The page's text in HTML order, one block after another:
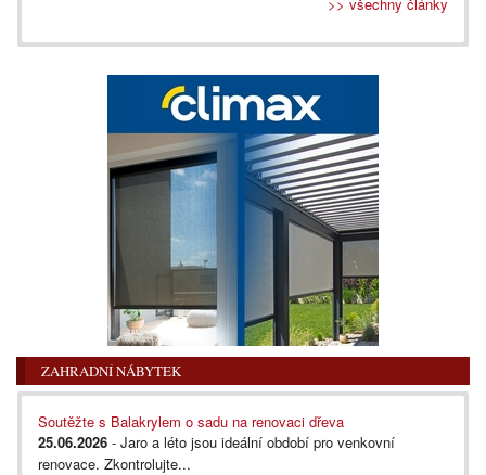
ZAHRADNÍ NÁBYTEK
Soutěžte s Balakrylem o sadu na renovaci dřeva
25.06.2026 - Jaro a léto jsou ideální období pro venkovní
renovace. Zkontrolujte...